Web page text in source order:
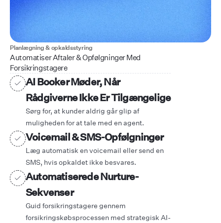
Planlægning & opkaldsstyring
Automatiser Aftaler & Opfølgninger Med
Forsikringstagere
AI Booker Møder, Når
Rådgiverne Ikke Er Tilgængelige
Sørg for, at kunder aldrig går glip af
muligheden for at tale med en agent.
Voicemail & SMS-Opfølgninger
Læg automatisk en voicemail eller send en
SMS, hvis opkaldet ikke besvares.
Automatiserede Nurture-
Sekvenser
Guid forsikringstagere gennem
forsikringskøbsprocessen med strategisk AI-